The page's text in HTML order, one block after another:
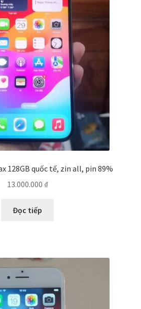
128GB quốc tế, zin all, pin 89%
13.000.000 ₫
Đọc tiếp